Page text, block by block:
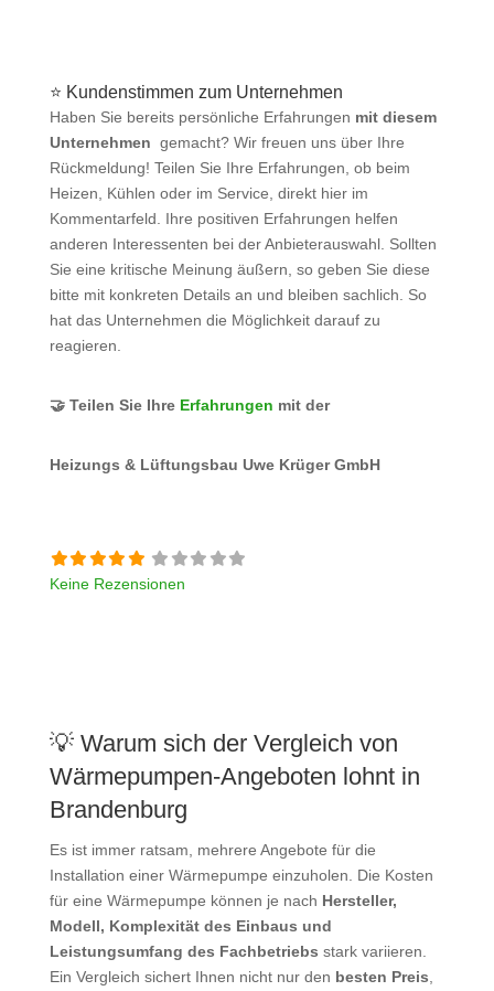
⭐ Kundenstimmen zum Unternehmen
Haben Sie bereits persönliche Erfahrungen mit diesem
Unternehmen gemacht? Wir freuen uns über Ihre
Rückmeldung! Teilen Sie Ihre Erfahrungen, ob beim
Heizen, Kühlen oder im Service, direkt hier im
Kommentarfeld. Ihre positiven Erfahrungen helfen
anderen Interessenten bei der Anbieterauswahl. Sollten
Sie eine kritische Meinung äußern, so geben Sie diese
bitte mit konkreten Details an und bleiben sachlich. So
hat das Unternehmen die Möglichkeit darauf zu
reagieren.
🤝 Teilen Sie Ihre Erfahrungen mit der
Heizungs & Lüftungsbau Uwe Krüger GmbH
Keine Rezensionen
💡 Warum sich der Vergleich von
Wärmepumpen-Angeboten lohnt in
Brandenburg
Es ist immer ratsam, mehrere Angebote für die
Installation einer Wärmepumpe einzuholen. Die Kosten
für eine Wärmepumpe können je nach Hersteller,
Modell, Komplexität des Einbaus und
Leistungsumfang des Fachbetriebs stark variieren.
Ein Vergleich sichert Ihnen nicht nur den besten Preis,